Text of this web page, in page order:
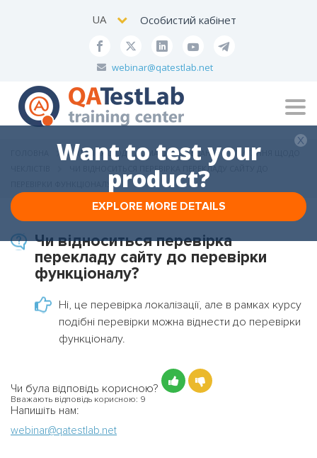
webinar@qatestlab.net
UA Особистий кабінет
Want to test your
product?
EXPLORE MORE DETAILS
ПИТАННЯ ЩОДО ДОМАШНІХ ЗАВДАНЬ
ПИТАННЯ ЩОДО
ЧИ ВІДНОСИТЬСЯ ПЕРЕВІРКА ПЕРЕКЛАДУ САЙТУ ДО
ПЕРЕВІРКИ ФУНКЦІОНАЛУ?
Чи відноситься перевірка
перекладу сайту до перевірки
функціоналу?
Ні, це перевірка локалізації, але в рамках курсу
подібні перевірки можна віднести до перевірки
функціоналу.
Чи була відповідь корисною?
Вважають відповідь корисною: 9
Напишіть нам:
webinar@qatestlab.net